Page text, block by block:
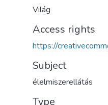
Világ
Access rights
https://
Subject
élelmiszerellátás
Type